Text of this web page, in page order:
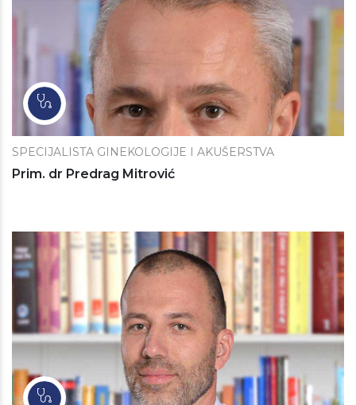
SPECIJALISTA GINEKOLOGIJE I AKUŠERSTVA
Prim. dr Predrag Mitrović